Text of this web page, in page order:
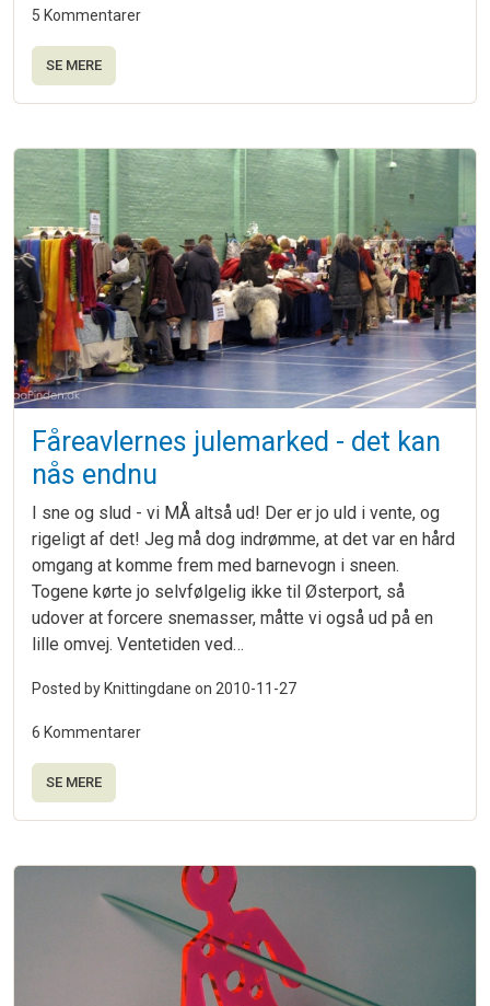
5 Kommentarer
SE MERE
Fåreavlernes julemarked - det kan
nås endnu
I sne og slud - vi MÅ altså ud! Der er jo uld i vente, og
rigeligt af det! Jeg må dog indrømme, at det var en hård
omgang at komme frem med barnevogn i sneen.
Togene kørte jo selvfølgelig ikke til Østerport, så
udover at forcere snemasser, måtte vi også ud på en
lille omvej. Ventetiden ved…
Posted by Knittingdane on 2010-11-27
6 Kommentarer
SE MERE